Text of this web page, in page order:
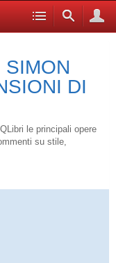
DI
le principali opere
su stile,